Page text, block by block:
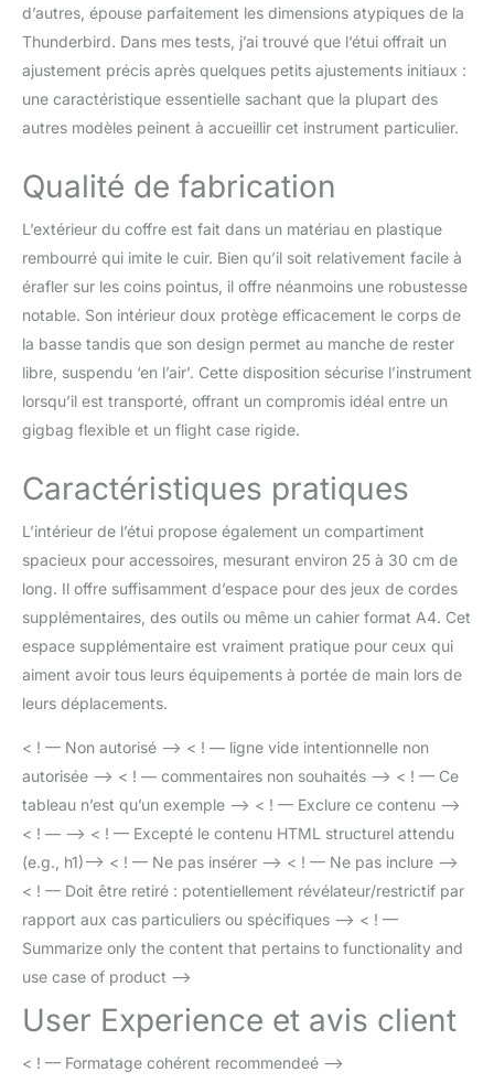
d’autres, épouse parfaitement les dimensions atypiques de la
Thunderbird. Dans mes tests, j’ai trouvé que l’étui offrait un
ajustement précis après quelques petits ajustements initiaux :
une caractéristique essentielle sachant que la plupart des
autres modèles peinent à accueillir cet instrument particulier.
Qualité de fabrication
L’extérieur du coffre est fait dans un matériau en plastique
rembourré qui imite le cuir. Bien qu’il soit relativement facile à
érafler sur les coins pointus, il offre néanmoins une robustesse
notable. Son intérieur doux protège efficacement le corps de
la basse tandis que son design permet au manche de rester
libre, suspendu ‘en l’air’. Cette disposition sécurise l’instrument
lorsqu’il est transporté, offrant un compromis idéal entre un
gigbag flexible et un flight case rigide.
Caractéristiques pratiques
L’intérieur de l’étui propose également un compartiment
spacieux pour accessoires, mesurant environ 25 à 30 cm de
long. Il offre suffisamment d’espace pour des jeux de cordes
supplémentaires, des outils ou même un cahier format A4. Cet
espace supplémentaire est vraiment pratique pour ceux qui
aiment avoir tous leurs équipements à portée de main lors de
leurs déplacements.
< ! — Non autorisé –> < ! — ligne vide intentionnelle non
autorisée –> < ! — commentaires non souhaités –> < ! — Ce
tableau n’est qu’un exemple –> < ! — Exclure ce contenu –>
< ! — –> < ! — Excepté le contenu HTML structurel attendu
(e.g., h1)–> < ! — Ne pas insérer –> < ! — Ne pas inclure –>
< ! — Doit être retiré : potentiellement révélateur/restrictif par
rapport aux cas particuliers ou spécifiques –> < ! —
Summarize only the content that pertains to functionality and
use case of product –>
User Experience et avis client
< ! — Formatage cohérent recommendeé –>